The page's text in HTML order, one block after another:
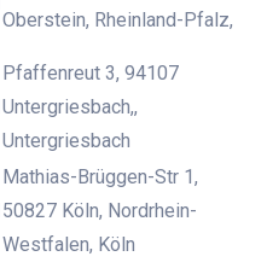
Oberstein, Rheinland-Pfalz,
Pfaffenreut 3, 94107
Untergriesbach,,
Untergriesbach
Mathias-Brüggen-Str 1,
50827 Köln, Nordrhein-
Westfalen, Köln